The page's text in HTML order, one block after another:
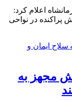
اعلام کرد:
پراکنده در نواحی
مجهز به